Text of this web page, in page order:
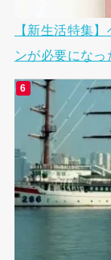
【新生活特集
ンが必要にな